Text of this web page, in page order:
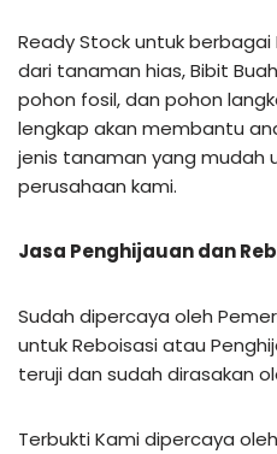
Ready Stock untuk
dari tanaman hias, Bibit
pohon fosil, dan pohon
lengkap akan membantu
jenis tanaman yang mudah
perusahaan kami.
Jasa Penghijauan dan
Sudah dipercaya oleh
untuk Reboisasi atau
teruji dan sudah dirasakan
Terbukti Kami dipercaya